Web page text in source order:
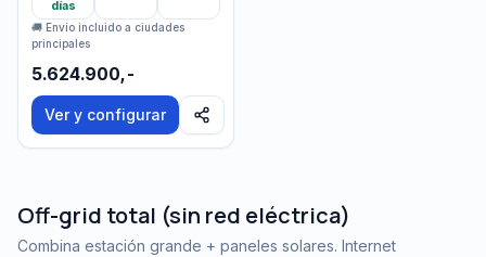
días
🚚 Envío incluido a ciudades
principales
5.624.900,-
Ver y configurar
Off-grid total (sin red eléctrica)
Combina estación grande + paneles solares. Internet